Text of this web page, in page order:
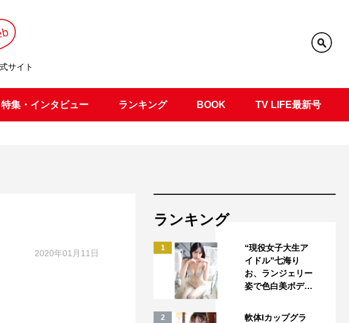
サイト
特集・インタビュー ランキング BOOK TV LIFE最新号
2020年01月11日
ランキング
1
“現役女子大生ア
イドル”七海り
お、ランジェリー
姿で色白美ボデ…
2
軟体Iカップグラ